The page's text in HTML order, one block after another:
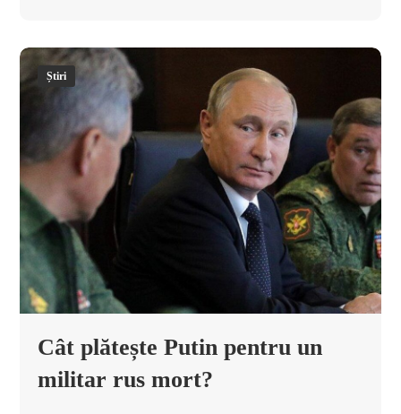
Știri
Cât plătește Putin pentru un
militar rus mort?